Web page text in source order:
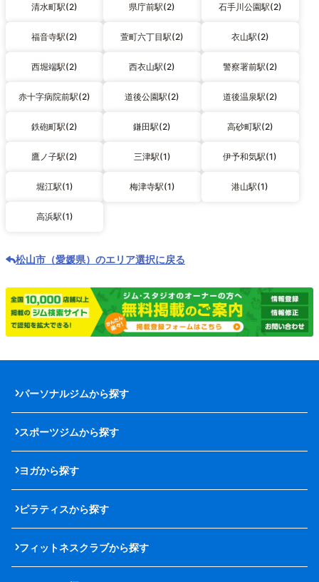
清水町駅(2) 県庁前駅(2) 石手川公園駅(2)
福音寺駅(2) 萱町六丁目駅(2) 衣山駅(2)
西堀端駅(2) 西衣山駅(2) 警察署前駅(2)
赤十字病院前駅(2) 道後公園駅(2) 道後温泉駅(2)
鉄砲町駅(2) 鎌田駅(2) 高砂町駅(2)
鷹ノ子駅(2) 三津駅(1) 伊予和気駅(1)
堀江駅(1) 梅津寺駅(1) 港山駅(1)
高浜駅(1)
松山市（愛媛県）のエリア選択に戻る
パーソナルジムから探す
スポーツジムから探す
ヨガから探す
ピラティスから探す
フィットネスクラブから探す